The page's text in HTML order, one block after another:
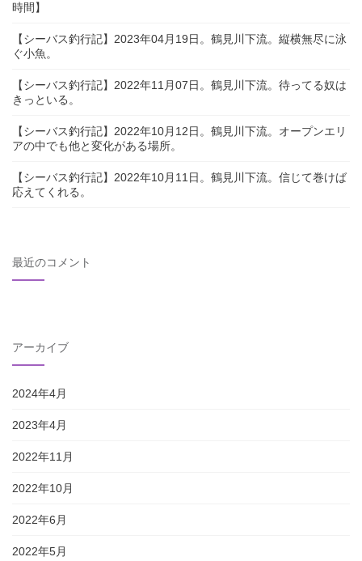
時間】
【シーバス釣行記】2023年04月19日。鶴見川下流。縦横無尽に泳
ぐ小魚。
【シーバス釣行記】2022年11月07日。鶴見川下流。待ってる奴は
きっといる。
【シーバス釣行記】2022年10月12日。鶴見川下流。オープンエリ
アの中でも他と変化がある場所。
【シーバス釣行記】2022年10月11日。鶴見川下流。信じて巻けば
応えてくれる。
最近のコメント
アーカイブ
2024年4月
2023年4月
2022年11月
2022年10月
2022年6月
2022年5月